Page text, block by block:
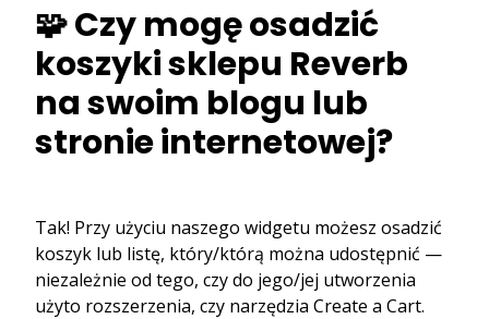
🧩 Czy mogę osadzić
koszyki sklepu Reverb
na swoim blogu lub
stronie internetowej?
Tak! Przy użyciu naszego widgetu możesz osadzić
koszyk lub listę, który/którą można udostępnić —
niezależnie od tego, czy do jego/jej utworzenia
użyto rozszerzenia, czy narzędzia Create a Cart.